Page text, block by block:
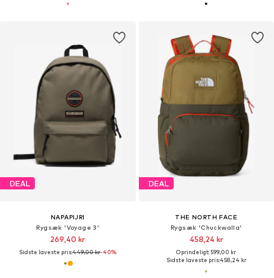
DEAL
NAPAPIJRI
Rygsæk 'Voyage 3'
269,40 kr
Sidste laveste pris:449,00 kr-40%
DEAL
THE NORTH FACE
Rygsæk 'Chuckwalla'
458,24 kr
Oprindeligt: 599,00 kr
Sidste laveste pris:458,24 kr